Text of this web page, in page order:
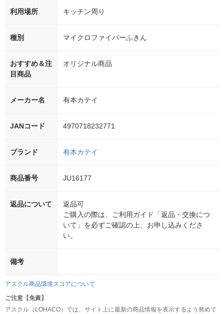
利用場所 キッチン周り
種別 マイクロファイバーふきん
おすすめ＆注
目商品
オリジナル商品
メーカー名 有本カテイ
JANコード 4970718232771
ブランド 有本カテイ
商品番号 JU16177
返品について
返品可
ご購入の際は、ご利用ガイド「返品・交換につ
いて」を必ずご確認の上、お申し込みくださ
い。
備考
アスクル商品環境スコアについて
ご注意【免責】
アスクル（LOHACO）では、サイト上に最新の商品情報を表示するよう努めて